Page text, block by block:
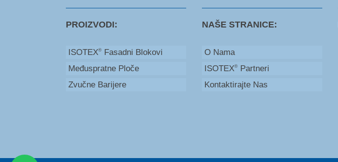
PROIZVODI:
ISOTEX® Fasadni Blokovi
Međuspratne Ploče
Zvučne Barijere
NAŠE STRANICE:
O Nama
ISOTEX® Partneri
Kontaktirajte Nas
Bosna i Hercegovina